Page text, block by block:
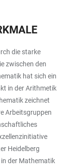
die starke
zwischen den
hat sich ein
in der Arithmetik
zeichnet
Arbeitsgruppen
Heidelberg
der Mathematik